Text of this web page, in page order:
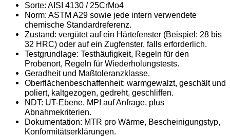
Sorte: AISI 4130 / 25CrMo4
Norm: ASTM A29 sowie jede intern verwendete
chemische Standardreferenz.
Zustand: vergütet auf ein Härtefenster (Beispiel: 28 bis
32 HRC) oder auf ein Zugfenster, falls erforderlich.
Testgrundlage: Testhäufigkeit, Regeln für den
Probenort, Regeln für Wiederholungstests.
Geradheit und Maßtoleranzklasse.
Oberflächenbeschaffenheit: warmgewalzt, geschält und
poliert, kaltgezogen, gedreht, geschliffen.
NDT: UT-Ebene, MPI auf Anfrage, plus
Abnahmekriterien.
Dokumentation: MTR pro Wärme, Bescheinigungstyp,
Konformitätserklärungen.